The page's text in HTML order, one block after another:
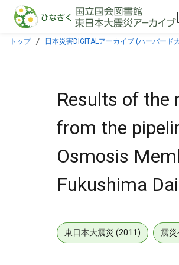
本文に飛ぶ
トップ 日本災害DIGITALアーカイブ (ハーバード
Results of the
from the
Osmosis
Fukushima
東日本大震災 (2011) 震災